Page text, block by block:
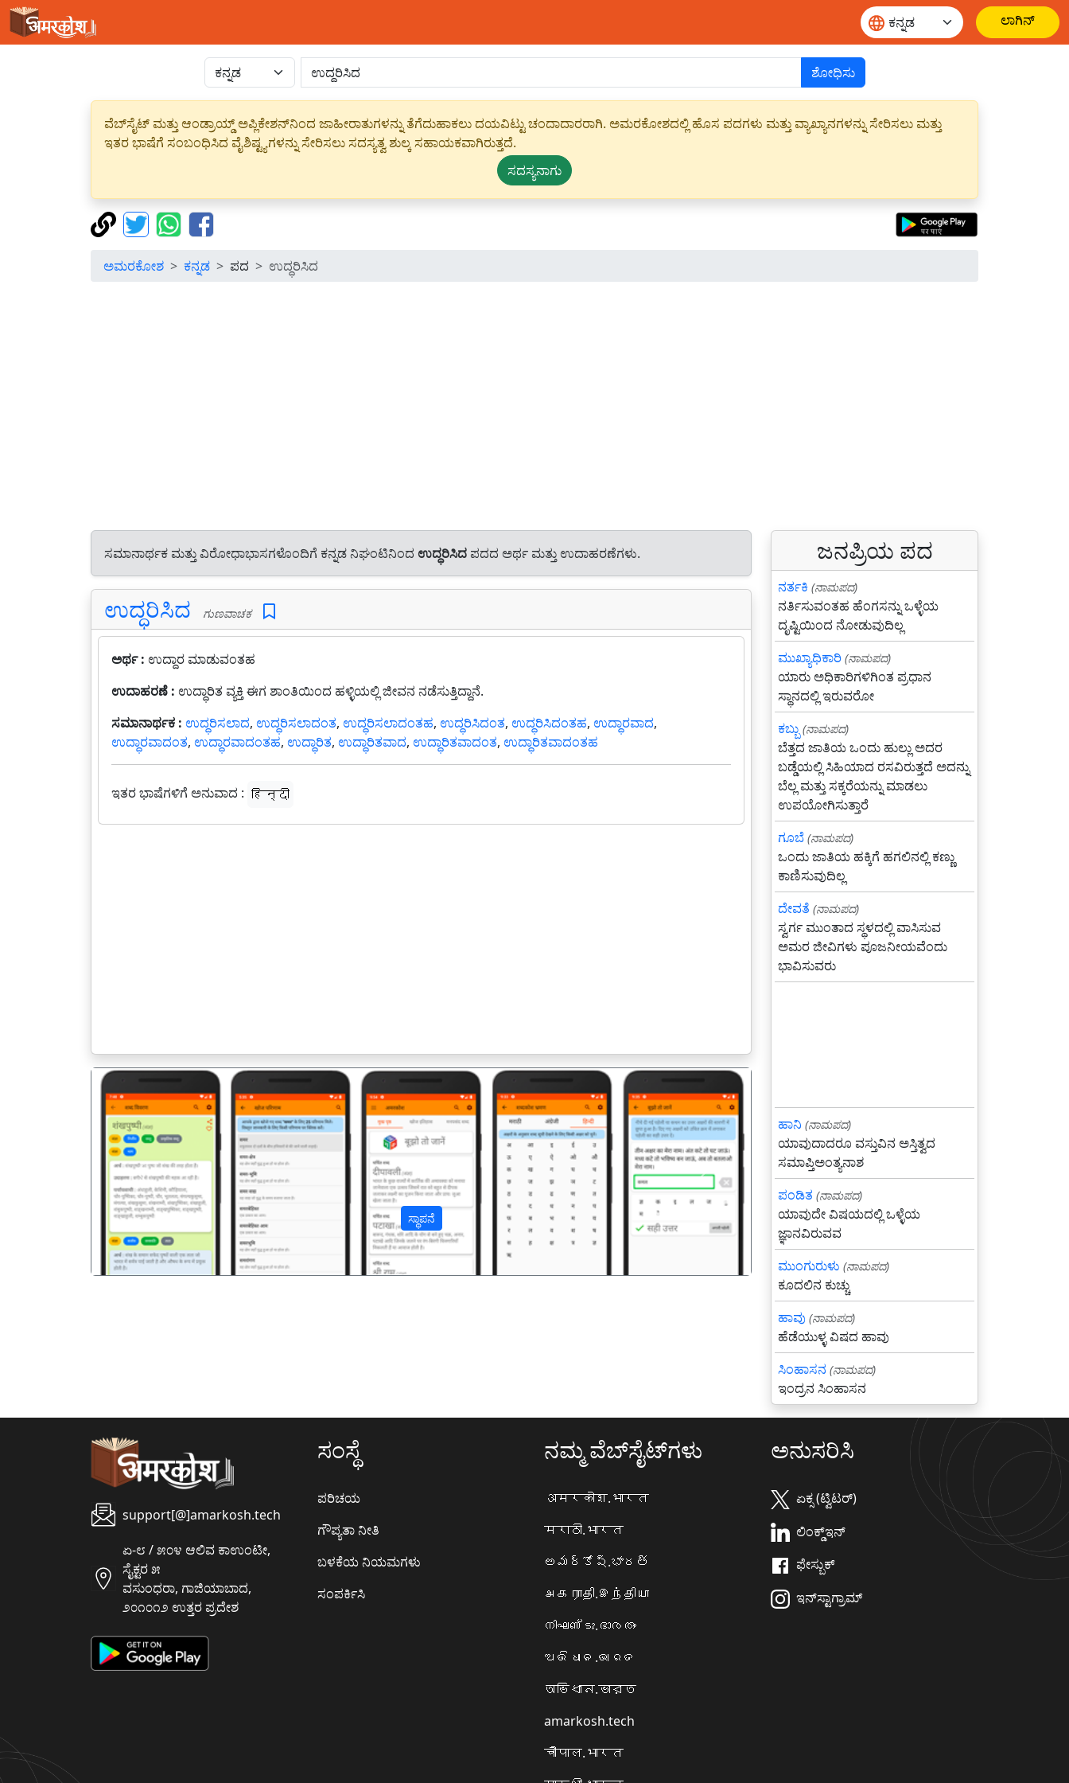
ಲಾಗಿನ್
ಶೋಧಿಸು
ವೆಬ್‌ಸೈಟ್ ಮತ್ತು ಆಂಡ್ರಾಯ್ಡ್ ಅಪ್ಲಿಕೇಶನ್‌ನಿಂದ ಜಾಹೀರಾತುಗಳನ್ನು ತೆಗೆದುಹಾಕಲು ದಯವಿಟ್ಟು ಚಂದಾದಾರರಾಗಿ. ಅಮರಕೋಶದಲ್ಲಿ ಹೊಸ ಪದಗಳು ಮತ್ತು ವ್ಯಾಖ್ಯಾನಗಳನ್ನು ಸೇರಿಸಲು ಮತ್ತು
ಇತರ ಭಾಷೆಗೆ ಸಂಬಂಧಿಸಿದ ವೈಶಿಷ್ಟ್ಯಗಳನ್ನು ಸೇರಿಸಲು ಸದಸ್ಯತ್ವ ಶುಲ್ಕ ಸಹಾಯಕವಾಗಿರುತ್ತದೆ.
ಸದಸ್ಯನಾಗು
ಅಮರಕೋಶ ಕನ್ನಡ ಪದ ಉದ್ಧರಿಸಿದ
ಸಮಾನಾರ್ಥಕ ಮತ್ತು ವಿರೋಧಾಭಾಸಗಳೊಂದಿಗೆ ಕನ್ನಡ ನಿಘಂಟಿನಿಂದ ಉದ್ಧರಿಸಿದ ಪದದ ಅರ್ಥ ಮತ್ತು ಉದಾಹರಣೆಗಳು.
ಉದ್ಧರಿಸಿದ ಗುಣವಾಚಕ
ಅರ್ಥ : ಉದ್ದಾರ ಮಾಡುವಂತಹ
ಉದಾಹರಣೆ : ಉದ್ಧಾರಿತ ವ್ಯಕ್ತಿ ಈಗ ಶಾಂತಿಯಿಂದ ಹಳ್ಳಿಯಲ್ಲಿ ಜೀವನ ನಡೆಸುತ್ತಿದ್ದಾನೆ.
ಸಮಾನಾರ್ಥಕ : ಉದ್ಧರಿಸಲಾದ, ಉದ್ಧರಿಸಲಾದಂತ, ಉದ್ಧರಿಸಲಾದಂತಹ, ಉದ್ಧರಿಸಿದಂತ, ಉದ್ಧರಿಸಿದಂತಹ, ಉದ್ಧಾರವಾದ,
ಉದ್ಧಾರವಾದಂತ, ಉದ್ಧಾರವಾದಂತಹ, ಉದ್ಧಾರಿತ, ಉದ್ಧಾರಿತವಾದ, ಉದ್ಧಾರಿತವಾದಂತ, ಉದ್ಧಾರಿತವಾದಂತಹ
ಇತರ ಭಾಷೆಗಳಿಗೆ ಅನುವಾದ : हिन्दी
ಸ್ಥಾಪನೆ
पिछला अगला
ಜನಪ್ರಿಯ ಪದ
ನರ್ತಕಿ (ನಾಮಪದ)
ನರ್ತಿಸುವಂತಹ ಹೆಂಗಸನ್ನು ಒಳ್ಳೆಯ
ದೃಷ್ಟಿಯಿಂದ ನೋಡುವುದಿಲ್ಲ
ಮುಖ್ಯಾಧಿಕಾರಿ (ನಾಮಪದ)
ಯಾರು ಅಧಿಕಾರಿಗಳಿಗಿಂತ ಪ್ರಧಾನ
ಸ್ಥಾನದಲ್ಲಿ ಇರುವರೋ
ಕಬ್ಬು (ನಾಮಪದ)
ಬೆತ್ತದ ಜಾತಿಯ ಒಂದು ಹುಲ್ಲು ಅದರ
ಬಡ್ಡೆಯಲ್ಲಿ ಸಿಹಿಯಾದ ರಸವಿರುತ್ತದೆ ಅದನ್ನು
ಬೆಲ್ಲ ಮತ್ತು ಸಕ್ಕರೆಯನ್ನು ಮಾಡಲು
ಉಪಯೋಗಿಸುತ್ತಾರೆ
ಗೂಬೆ (ನಾಮಪದ)
ಒಂದು ಜಾತಿಯ ಹಕ್ಕಿಗೆ ಹಗಲಿನಲ್ಲಿ ಕಣ್ಣು
ಕಾಣಿಸುವುದಿಲ್ಲ
ದೇವತೆ (ನಾಮಪದ)
ಸ್ವರ್ಗ ಮುಂತಾದ ಸ್ಥಳದಲ್ಲಿ ವಾಸಿಸುವ
ಅಮರ ಜೀವಿಗಳು ಪೂಜನೀಯವೆಂದು
ಭಾವಿಸುವರು
ಹಾನಿ (ನಾಮಪದ)
ಯಾವುದಾದರೂ ವಸ್ತುವಿನ ಅಸ್ತಿತ್ವದ
ಸಮಾಪ್ತಿಅಂತ್ಯನಾಶ
ಪಂಡಿತ (ನಾಮಪದ)
ಯಾವುದೇ ವಿಷಯದಲ್ಲಿ ಒಳ್ಳೆಯ
ಜ್ಞಾನವಿರುವವ
ಮುಂಗುರುಳು (ನಾಮಪದ)
ಕೂದಲಿನ ಕುಚ್ಚು
ಹಾವು (ನಾಮಪದ)
ಹೆಡೆಯುಳ್ಳ ವಿಷದ ಹಾವು
ಸಿಂಹಾಸನ (ನಾಮಪದ)
ಇಂದ್ರನ ಸಿಂಹಾಸನ
support[@]amarkosh.tech
ಏ-೮ / ೫೦೪ ಆಲಿವ ಕಾಉಂಟೀ,
ಸೈಕ್ಟರ ೫
ವಸುಂಧರಾ, ಗಾಜಿಯಾಬಾದ,
೨೦೧೦೧೨ ಉತ್ತರ ಪ್ರದೇಶ
ಸಂಸ್ಥೆ
ಪರಿಚಯ
ಗೌಪ್ಯತಾ ನೀತಿ
ಬಳಕೆಯ ನಿಯಮಗಳು
ಸಂಪರ್ಕಿಸಿ
ನಮ್ಮ ವೆಬ್‌ಸೈಟ್‌ಗಳು
अमरकोश.भारत
मराठी.भारत
అమర్కోష్.భారత్
அகராதி.இந்தியா
നിഘണ്ടു.ഭാരതം
ଅଭିଧାନ.ଭାରତ
অভিধান.ভারত
amarkosh.tech
चौपाल.भारत
ಅನುಸರಿಸಿ
ಏಕ್ಸ (ಟ್ವಿಟರ್)
ಲಿಂಕ್ಡ್‌ಇನ್
ಫೇಸ್ಬುಕ್
ಇನ್‌ಸ್ಟಾಗ್ರಾಮ್